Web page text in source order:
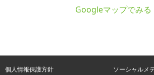
Googleマップでみる
個人情報保護方針 ソーシャルメ